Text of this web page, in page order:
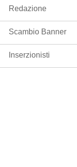
Redazione
Scambio Banner
Inserzionisti